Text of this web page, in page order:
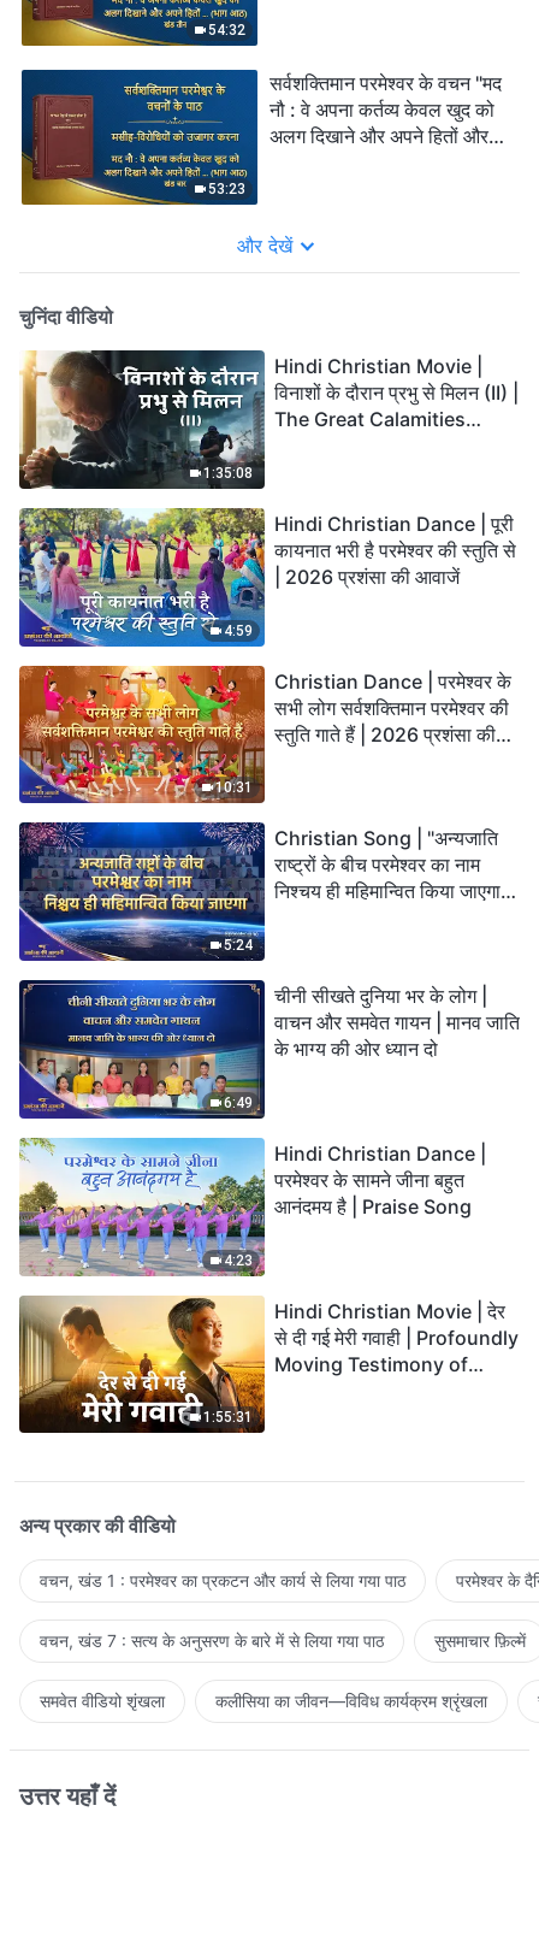
54:32
यश के बदले उन हितों के साथ
विश्वासघात तक कर देते हैं (भाग
आठ)" (खंड तीन)
53:23
सर्वशक्तिमान परमेश्वर के वचन "मद
नौ : वे अपना कर्तव्य केवल खुद को
अलग दिखाने और अपने हितों और
यश के बदले उन हितों के साथ
विश्वासघात तक कर देते हैं (भाग
और देखें
चुनिंदा वीडियो
1:35:08
Hindi Christian Movie |
विनाशों के दौरान प्रभु से मिलन (II) |
The Great Calamities
4:59
Hindi Christian Dance | पूरी
कायनात भरी है परमेश्वर की स्तुति से
| 2026 प्रशंसा की आवाजें
10:31
Christian Dance | परमेश्वर के
सभी लोग सर्वशक्तिमान परमेश्वर की
स्तुति गाते हैं | 2026 प्रशंसा की
5:24
Christian Song | "अन्यजाति
राष्ट्रों के बीच परमेश्वर का नाम
निश्चय ही महिमान्वित किया जाएगा" |
6:49
चीनी सीखते दुनिया भर के लोग |
वाचन और समवेत गायन | मानव जाति
के भाग्य की ओर ध्यान दो
4:23
Hindi Christian Dance |
परमेश्वर के सामने जीना बहुत
आनंदमय है | Praise Song
1:55:31
Hindi Christian Movie | देर
से दी गई मेरी गवाही | Profoundly
Moving Testimony of
अन्य प्रकार की वीडियो
वचन, खंड 1 : परमेश्वर का प्रकटन और कार्य से लिया गया पाठ परमेश्वर के
वचन, खंड 7 : सत्य के अनुसरण के बारे में से लिया गया पाठ सुसमाचार फ़िल्में
समवेत वीडियो शृंखला कलीसिया का जीवन—विविध कार्यक्रम श्रृंखला
उत्तर यहाँ दें